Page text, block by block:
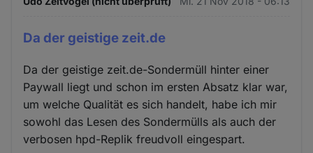
Da der geistige zeit.de
Da der geistige zeit.de-Sondermüll hinter einer
Paywall liegt und schon im ersten Absatz klar war,
um welche Qualität es sich handelt, habe ich mir
sowohl das Lesen des Sondermülls als auch der
verbosen hpd-Replik freudvoll eingespart.